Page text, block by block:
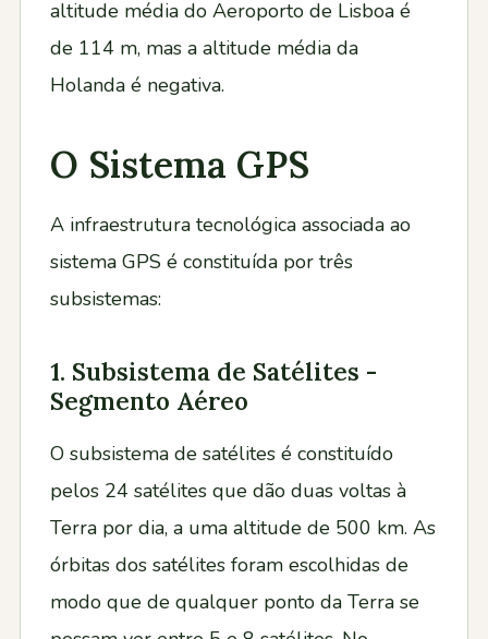
altitude média do Aeroporto de Lisboa é
de 114 m, mas a altitude média da
Holanda é negativa.
O Sistema GPS
A infraestrutura tecnológica associada ao
sistema GPS é constituída por três
subsistemas:
1. Subsistema de Satélites -
Segmento Aéreo
O subsistema de satélites é constituído
pelos 24 satélites que dão duas voltas à
Terra por dia, a uma altitude de 500 km. As
órbitas dos satélites foram escolhidas de
modo que de qualquer ponto da Terra se